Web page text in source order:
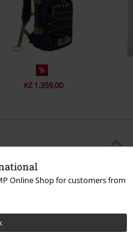
Online Shop for customers from
%
Kč 1.359,00
Laptop Louis".